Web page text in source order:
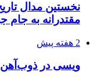
نخستین مدال
مقتدرانه به جام
2 هفته پیش
ویسی در